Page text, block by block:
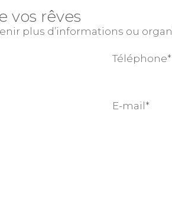
vos rêves
plus d’informations ou
Téléphone*
E-mail*